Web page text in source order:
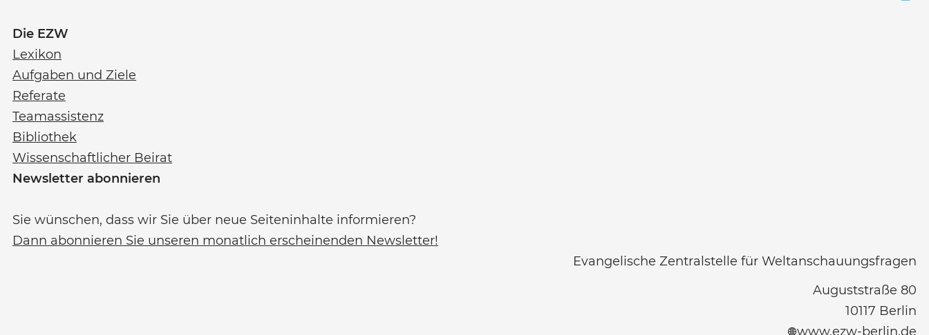
Die EZW
Lexikon
Aufgaben und Ziele
Referate
Teamassistenz
Bibliothek
Wissenschaftlicher Beirat
Newsletter abonnieren
Sie wünschen, dass wir Sie über neue Seiteninhalte informieren?
Dann abonnieren Sie unseren monatlich erscheinenden Newsletter!
Evangelische Zentralstelle für Weltanschauungsfragen
Auguststraße 80
10117 Berlin
www.ezw-berlin.de